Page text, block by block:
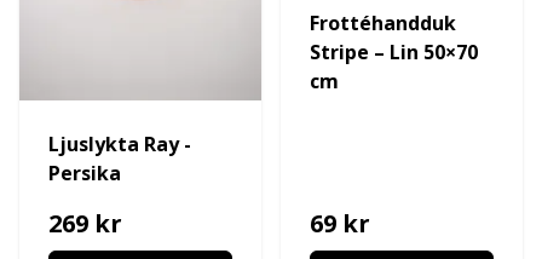
Ljuslykta Ray -
Persika
269 kr
Frottéhandduk
Stripe – Lin 50×70
cm
69 kr